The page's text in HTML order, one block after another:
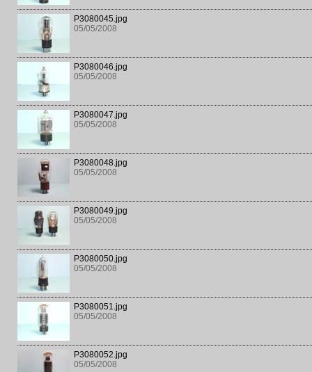
P3080045.jpg
05/05/2008
P3080046.jpg
05/05/2008
P3080047.jpg
05/05/2008
P3080048.jpg
05/05/2008
P3080049.jpg
05/05/2008
P3080050.jpg
05/05/2008
P3080051.jpg
05/05/2008
P3080052.jpg
05/05/2008